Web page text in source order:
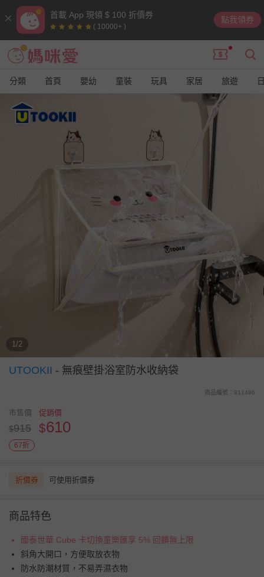
首載 App 現領 $ 100 折價券
( 10000+ )
點我領券
分類 首頁 嬰幼 童裝 玩具 家居 旅遊
1/2
UTOOKII - 無痕壁掛浴室防水收納袋
商品編號：911496
市售價
$915
促銷價
$610
67折
折價券 可使用折價券
商品特色
國泰世華 Cube 卡切換童樂匯享 5% 回饋無上限
斜角大開口，方便取放衣物
防水防潮材質，不易弄濕衣物